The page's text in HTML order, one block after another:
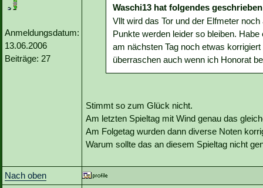
Anmeldungsdatum:
13.06.2006
Beiträge: 27
Waschi13 hat folgendes
Vllt wird das Tor und der Elfmeter
Punkte werden leider so bleiben.
am nächsten Tag noch etwas
überraschen auch wenn ich Honorat
Stimmt so zum Glück nicht.
Am letzten Spieltag mit Wind genau das
Am Folgetag wurden dann diverse Noten
Warum sollte das an diesem Spieltag nicht
Nach oben